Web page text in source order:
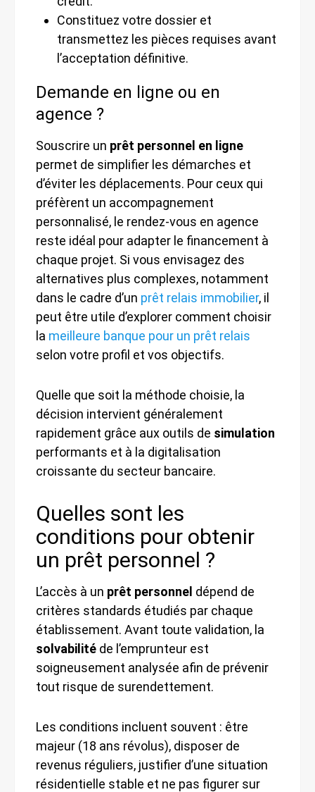
Constituez votre dossier et
transmettez les pièces requises avant
l’acceptation définitive.
Demande en ligne ou en
agence ?
Souscrire un prêt personnel en ligne
permet de simplifier les démarches et
d’éviter les déplacements. Pour ceux qui
préfèrent un accompagnement
personnalisé, le rendez-vous en agence
reste idéal pour adapter le financement à
chaque projet. Si vous envisagez des
alternatives plus complexes, notamment
dans le cadre d’un prêt relais immobilier, il
peut être utile d’explorer comment choisir
la meilleure banque pour un prêt relais
selon votre profil et vos objectifs.
Quelle que soit la méthode choisie, la
décision intervient généralement
rapidement grâce aux outils de simulation
performants et à la digitalisation
croissante du secteur bancaire.
Quelles sont les
conditions pour obtenir
un prêt personnel ?
L’accès à un prêt personnel dépend de
critères standards étudiés par chaque
établissement. Avant toute validation, la
solvabilité de l’emprunteur est
soigneusement analysée afin de prévenir
tout risque de surendettement.
Les conditions incluent souvent : être
majeur (18 ans révolus), disposer de
revenus réguliers, justifier d’une situation
résidentielle stable et ne pas figurer sur